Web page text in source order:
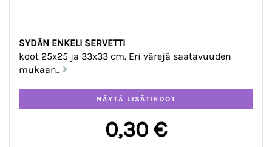
SYDÄN ENKELI SERVETTI
koot 25x25 ja 33x33 cm. Eri värejä saatavuuden
mukaan..
0,30 €